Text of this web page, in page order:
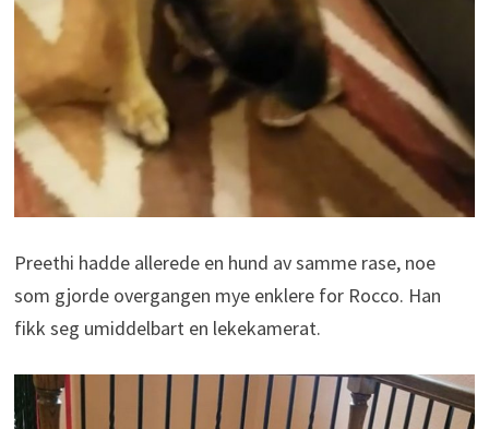
Preethi hadde allerede en hund av samme rase, noe
som gjorde overgangen mye enklere for Rocco. Han
fikk seg umiddelbart en lekekamerat.